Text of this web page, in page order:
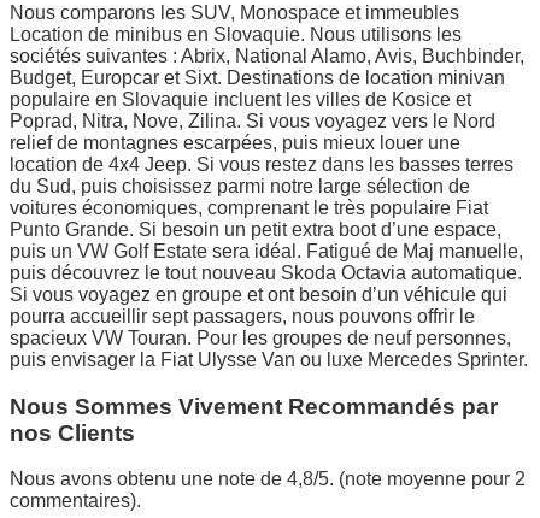
Nous comparons les SUV, Monospace et immeubles
Location de minibus en Slovaquie. Nous utilisons les
sociétés suivantes : Abrix, National Alamo, Avis, Buchbinder,
Budget, Europcar et Sixt. Destinations de location minivan
populaire en Slovaquie incluent les villes de Kosice et
Poprad, Nitra, Nove, Zilina. Si vous voyagez vers le Nord
relief de montagnes escarpées, puis mieux louer une
location de 4x4 Jeep. Si vous restez dans les basses terres
du Sud, puis choisissez parmi notre large sélection de
voitures économiques, comprenant le très populaire Fiat
Punto Grande. Si besoin un petit extra boot d’une espace,
puis un VW Golf Estate sera idéal. Fatigué de Maj manuelle,
puis découvrez le tout nouveau Skoda Octavia automatique.
Si vous voyagez en groupe et ont besoin d’un véhicule qui
pourra accueillir sept passagers, nous pouvons offrir le
spacieux VW Touran. Pour les groupes de neuf personnes,
puis envisager la Fiat Ulysse Van ou luxe Mercedes Sprinter.
Nous Sommes Vivement Recommandés par
nos Clients
Nous avons obtenu une note de 4,8/5. (note moyenne pour 2
commentaires).